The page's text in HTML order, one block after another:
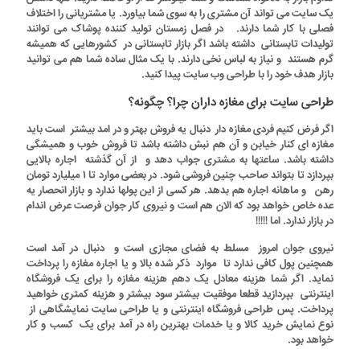
یک سایت می تواند آن مشتری را به سوی شما بیاورد. یا مشتریانی را اختلاف
فصلی با کار شما دارند. در فصل زمستان تولید کننده پوشاک می توانند
تولیدات تابستانی داشته باشد اگر بازار تابستانی در کشورهایی که همیشه
گرم هستند و نیاز به لباس نخی دارند. با یک مثال ساده شما هم می توانید
بازار هدف خود را با طراحی وب سایت پیدا کنید.
طراحی سایت برای مغازه داران چرا؟ چگونه؟
اگر فرض کنیم فردی مغازه دار دنبال یه فروش بهتر و در امد بیشتر است باید
مغازه ای کنار خیابن و آن هم نبش داشته باشد تا فروش خوب و همیشگی
داشته باشد. ساعتها به مشتری جواب دهد و از آن گذشته اجاره بالایی
بپردازد تا بتواند صاحب چنین فروشی شود. در بعضی موارد تا ۱ میلیارد تومان
رهن و ماهانه اجاره هم بدهد. هر کسی از این پولها ندارد و بازار انحصار یه
عده خاص خواهد بود که الان هم است و نیروی کار جوان فرصت عرض اندام
در بازار ندارد. اما !!!!!
نیروی جوان امروز مسلط به فضای مجازی است و دنبال در آمد است
همچنین پول کافی ندارد تا موارد ذکر شده بالا و یا اجاره مغازه را پرداخت
نماید. اگر شما هزینه معادل یک دهم هزینه مغازه را برای یک فروشگاه
اینترنتی بپردازید قطعا موفقیت بیشتر سود بیشتر و هزینه کمتری خواهید
پرداخت. پس طراحی فروشگاه اینترنتی و یا طراحی سایت نمایشگاهی از
نوع نمایش خرید کالا و یا خدمات بهترین راه در آمد برای یک کسب و کار
خواهد بود.